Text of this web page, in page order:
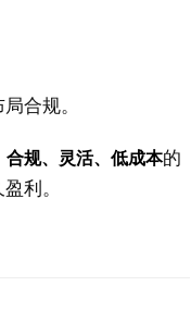
合规。
合规、灵活、低成本的
利。